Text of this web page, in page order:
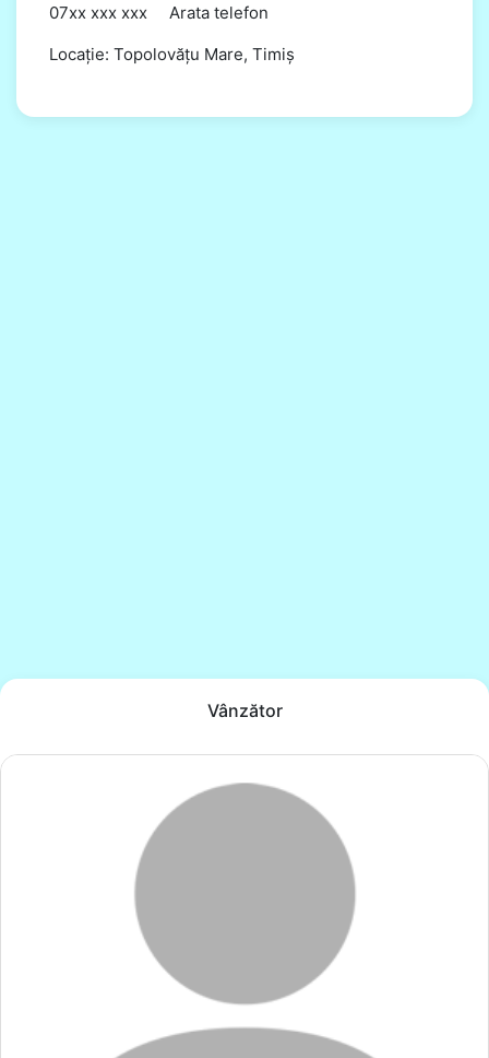
07xx xxx xxx Arata telefon
Locație: Topolovățu Mare, Timiș
Vânzător